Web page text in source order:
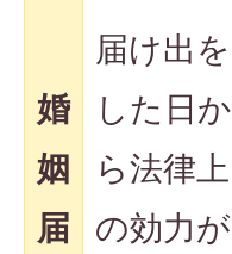
婚
姻
届
届け出を
した日か
ら法律上
の効力が